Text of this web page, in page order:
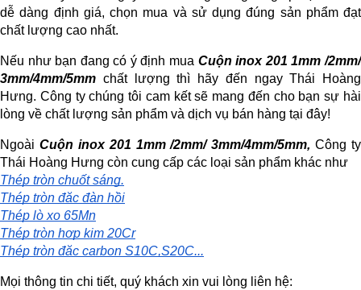
dễ dàng định giá, chọn mua và sử dụng đúng sản phẩm đạt
chất lượng cao nhất.
Nếu như bạn đang có ý định mua Cuộn inox 201 1mm /2mm/
3mm/4mm/5mm chất lượng thì hãy đến ngay Thái Hoàng
Hưng. Công ty chúng tôi cam kết sẽ mang đến cho bạn sự hài
lòng về chất lượng sản phẩm và dịch vụ bán hàng tại đây!
Ngoài Cuộn inox 201 1mm /2mm/ 3mm/4mm/5mm, Công ty
Thái Hoàng Hưng còn cung cấp các loại sản phẩm khác như
Thép tròn chuốt sáng.
Thép tròn đặc đàn hồi
Thép lò xo 65Mn
Thép tròn hợp kim 20Cr
Thép tròn đặc carbon S10C,S20C...
Mọi thông tin chi tiết, quý khách xin vui lòng liên hệ: